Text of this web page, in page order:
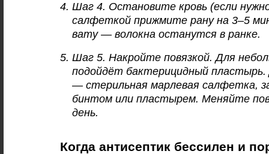
Шаг 4. Остановите кровь (если
салфеткой прижмите рану на 3–5
вату — волокна останутся в ранке.
Шаг 5. Накройте повязкой. Для
подойдёт бактерицидный
— стерильная марлевая салфетка,
бинтом или пластырем. Меняйте
день.
Когда антисептик бессилен и